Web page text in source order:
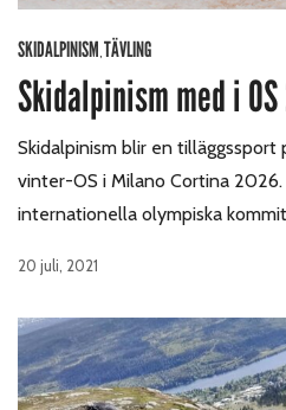
SKIDALPINISM,TÄVLING
Skidalpinism med i
Skidalpinism blir en tilläggssport
vinter-OS i Milano Cortina
internationella olympiska
20 juli, 2021